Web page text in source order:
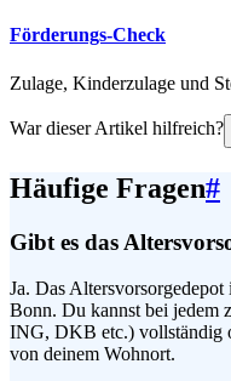
Förderungs-Check
Zulage, Kinderzulage und
War dieser Artikel hilfreich?
Häufige Fragen#
Gibt es das
Ja. Das
Bonn. Du kannst bei jedem
ING, DKB etc.) vollständig
von deinem Wohnort.